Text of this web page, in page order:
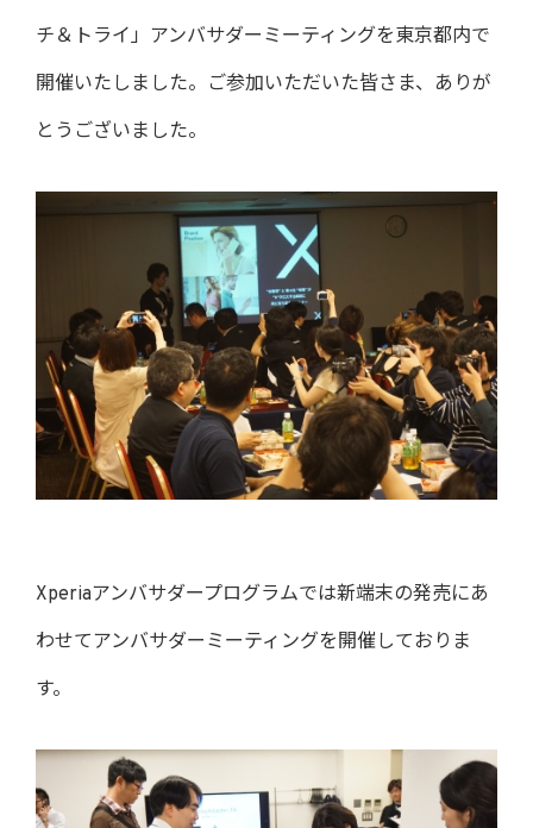
チ＆トライ」アンバサダーミーティングを東京都内で
開催いたしました。ご参加いただいた皆さま、ありが
とうございました。
Xperiaアンバサダープログラムでは新端末の発売にあ
わせてアンバサダーミーティングを開催しておりま
す。